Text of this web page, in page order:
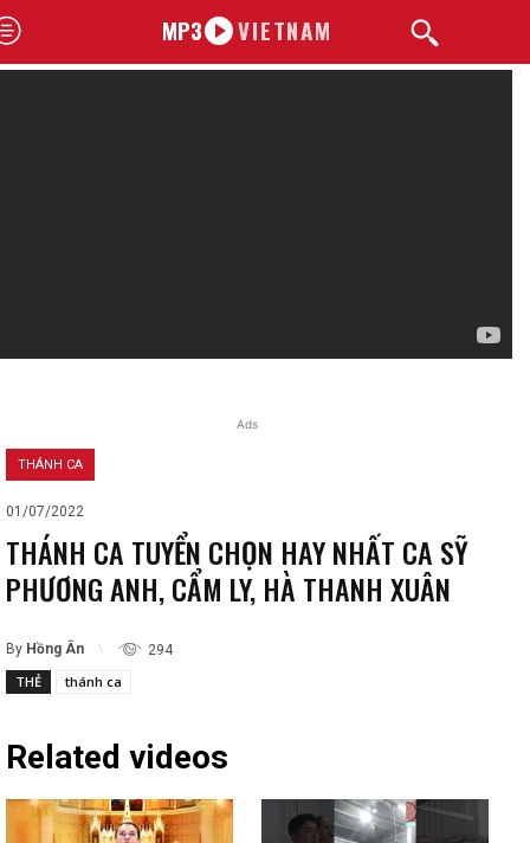
MP3 VIETNAM
Ads
THÁNH CA
01/07/2022
THÁNH CA TUYỂN CHỌN HAY NHẤT CA SỸ
PHƯƠNG ANH, CẨM LY, HÀ THANH XUÂN
By Hồng Ân 294
THẺ thánh ca
Related videos